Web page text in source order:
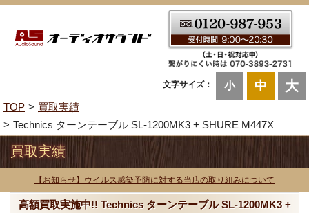
文字サイズ： 小 中 大
TOP
買取実績
Technics ターンテーブル SL-1200MK3 + SHURE M447X
買取実績
【お知らせ】ウイルス感染予防に対する当店の取り組みについて
高額買取実施中!! Technics ターンテーブル SL-1200MK3 +